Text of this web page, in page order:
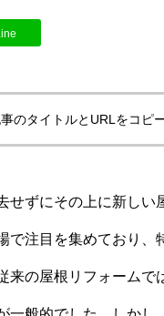
のタイトルとURLをコピ
せずにその上に新しい
で注目を集めており
来の屋根リフォーム